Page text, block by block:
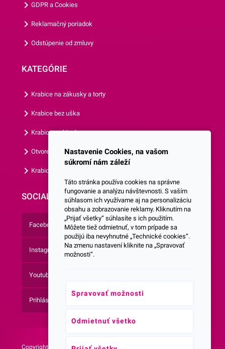
GDPR a Cookies
Reklamačný poriadok
Odstúpenie od zmluvy
KATEGÓRIE
Krabice na zákusky a torty
Krabice bez uška
Krabice s okienkom
Otvorená krabica
Krabice s vlastným logom
SOCIALNE SIETE
Facebook
Instagram
Youtube
Prihlásenie do Newsletteru
Copyright © 2026 -
Nastavenie Cookies, na vašom
súkromí nám záleží
Táto stránka používa cookies na správne
fungovanie a analýzu návštevnosti. S vaším
súhlasom ich využívame aj na personalizáciu
obsahu a zobrazovanie reklamy. Kliknutím na
„Prijať všetky“ súhlasíte s ich použitím.
Môžete tiež odmietnuť, v tom prípade sa
použijú iba nevyhnutné „Technické cookies“.
Na zmenu nastavení kliknite na „Spravovať
možnosti“.
Spravovať možnosti
Odmietnuť všetko